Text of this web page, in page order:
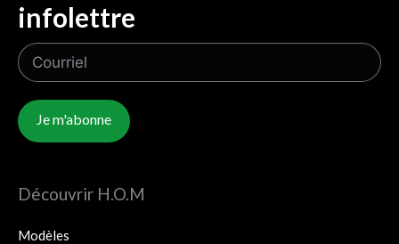
infolettre
Je m'abonne
Découvrir H.O.M
Modèles